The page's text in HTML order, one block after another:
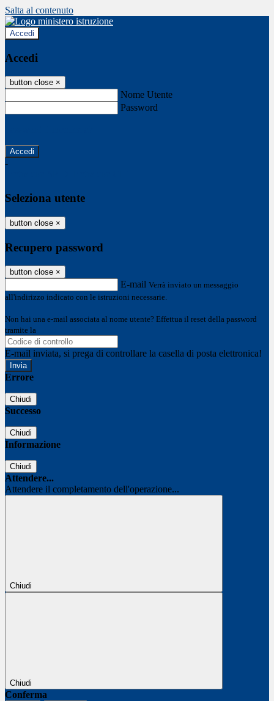
Salta al contenuto
Accedi
Accedi
button close ×
Nome Utente
Password
-
Seleziona utente
button close ×
Recupero password
button close ×
E-mail Verrà inviato un messaggio
all'indirizzo indicato con le istruzioni necessarie.
Non hai una e-mail associata al nome utente? Effettua il reset della password
tramite la
E-mail inviata, si prega di controllare la casella di posta elettronica!
Errore
Chiudi
Successo
Chiudi
Informazione
Chiudi
Attendere...
Attendere il completamento dell'operazione...
Chiudi
Chiudi
Conferma